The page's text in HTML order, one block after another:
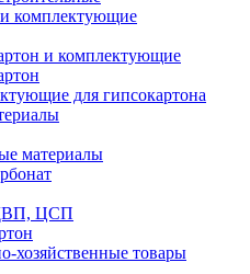
комплектующие
и комплектующие
для гипсокартона
материалы
ЦСП
хозяйственные товары